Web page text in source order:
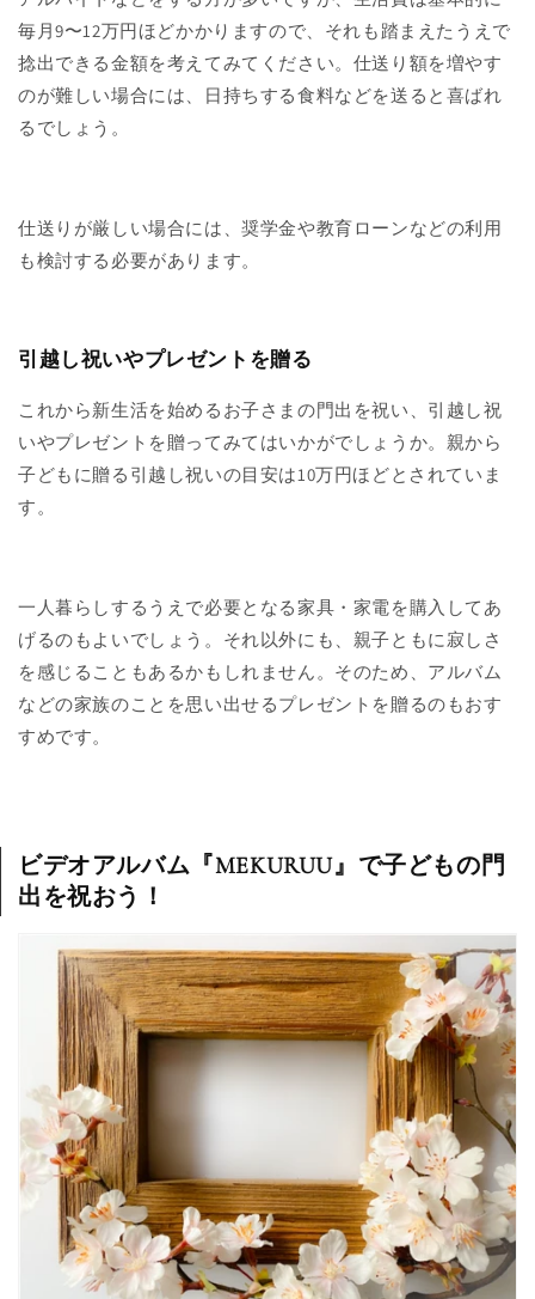
毎月9〜12万円ほどかかりますので、それも踏まえたうえで
捻出できる金額を考えてみてください。仕送り額を増やす
のが難しい場合には、日持ちする食料などを送ると喜ばれ
るでしょう。
仕送りが厳しい場合には、奨学金や教育ローンなどの利用
も検討する必要があります。
引越し祝いやプレゼントを贈る
これから新生活を始めるお子さまの門出を祝い、引越し祝
いやプレゼントを贈ってみてはいかがでしょうか。親から
子どもに贈る引越し祝いの目安は10万円ほどとされていま
す。
一人暮らしするうえで必要となる家具・家電を購入してあ
げるのもよいでしょう。それ以外にも、親子ともに寂しさ
を感じることもあるかもしれません。そのため、アルバム
などの家族のことを思い出せるプレゼントを贈るのもおす
すめです。
ビデオアルバム『MEKURUU』で子どもの門
出を祝おう！